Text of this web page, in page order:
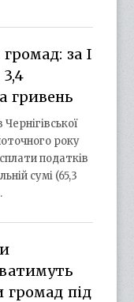
за І
3,4
гривень
року
податків
сумі (65,3
громад під